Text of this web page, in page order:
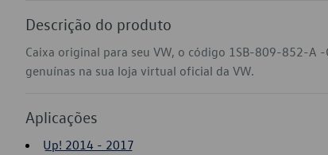
Descrição do produto
Caixa original para seu VW, o código 1SB-809-852-A -
genuínas na sua loja virtual oficial da VW.
Aplicações
Up! 2014 - 2017